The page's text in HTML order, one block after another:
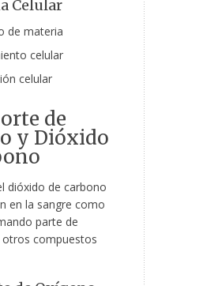
Celular
de materia
celular
celular
de
y Dióxido
dióxido de carbono
en la sangre como
parte de
compuestos